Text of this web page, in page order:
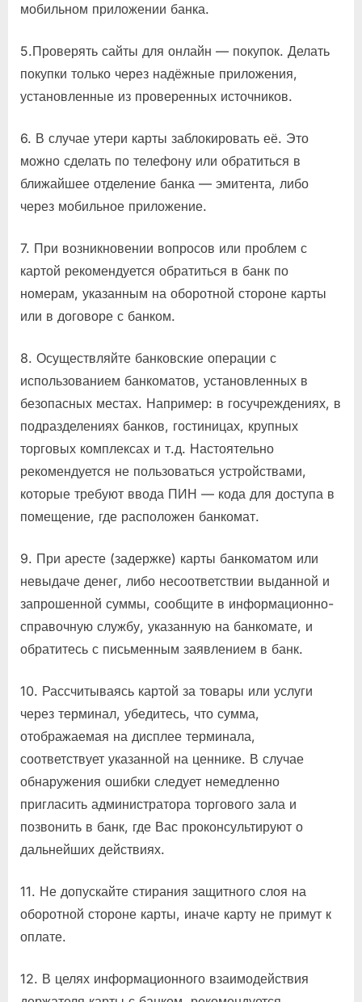
мобильном приложении банка.
5.Проверять сайты для онлайн — покупок. Делать
покупки только через надёжные приложения,
установленные из проверенных источников.
6. В случае утери карты заблокировать её. Это
можно сделать по телефону или обратиться в
ближайшее отделение банка — эмитента, либо
через мобильное приложение.
7. При возникновении вопросов или проблем с
картой рекомендуется обратиться в банк по
номерам, указанным на оборотной стороне карты
или в договоре с банком.
8. Осуществляйте банковские операции с
использованием банкоматов, установленных в
безопасных местах. Например: в госучреждениях, в
подразделениях банков, гостиницах, крупных
торговых комплексах и т.д. Настоятельно
рекомендуется не пользоваться устройствами,
которые требуют ввода ПИН — кода для доступа в
помещение, где расположен банкомат.
9. При аресте (задержке) карты банкоматом или
невыдаче денег, либо несоответствии выданной и
запрошенной суммы, сообщите в информационно-
справочную службу, указанную на банкомате, и
обратитесь с письменным заявлением в банк.
10. Рассчитываясь картой за товары или услуги
через терминал, убедитесь, что сумма,
отображаемая на дисплее терминала,
соответствует указанной на ценнике. В случае
обнаружения ошибки следует немедленно
пригласить администратора торгового зала и
позвонить в банк, где Вас проконсультируют о
дальнейших действиях.
11. Не допускайте стирания защитного слоя на
оборотной стороне карты, иначе карту не примут к
оплате.
12. В целях информационного взаимодействия